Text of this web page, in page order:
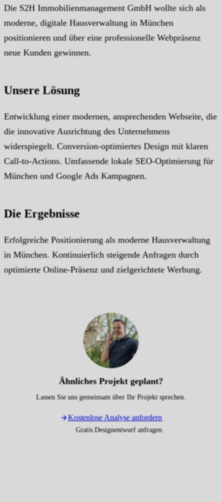
Ähnliches Projekt geplant?
Lassen Sie uns gemeinsam über Ihr Projekt sprechen.
Kostenlose Analyse anfordern
Gratis Designentwurf anfragen
Die S2H Immobilienmanagement GmbH wollte sich als
moderne, digitale Hausverwaltung in München
positionieren und über eine professionelle Webpräsenz
neue Kunden gewinnen.
Unsere Lösung
Entwicklung einer modernen, ansprechenden Webseite, die
die innovative Ausrichtung des Unternehmens
widerspiegelt. Conversion-optimiertes Design mit klaren
Call-to-Actions. Umfassende lokale SEO-Optimierung für
München und Google Ads Kampagnen.
Die Ergebnisse
Erfolgreiche Positionierung als moderne Hausverwaltung
in München. Kontinuierlich steigende Anfragen durch
optimierte Online-Präsenz und zielgerichtete Werbung.